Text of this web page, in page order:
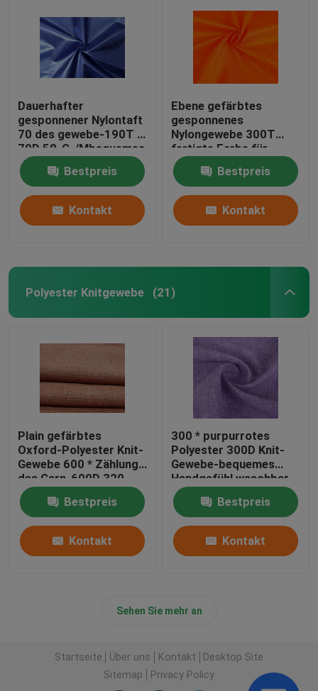
Dauerhafter
gesponnener Nylontaft
70 des gewebe-190T *
70D 58-G-/Mbequemes
Handgefühl
Bestpreis
Kontakt
Ebene gefärbtes
gesponnenes
Nylongewebe 300T
fertigte Farbe für
Sportkleidung
besonders anBestpreis
Kontakt
Polyester Knitgewebe (21)
Plain gefärbtes
Oxford-Polyester Knit-
Gewebe 600 * Zählung
des Garn-600D 320
G/M für Taschen-Stoff
Bestpreis
Kontakt
300 * purpurrotes
Polyester 300D Knit-
Gewebe-bequemes
Handgefühl waschbar
Bestpreis
Kontakt
Sehen Sie mehr an
Startseite Über uns Kontakt
Desktop Site
Sitemap
Privacy Policy